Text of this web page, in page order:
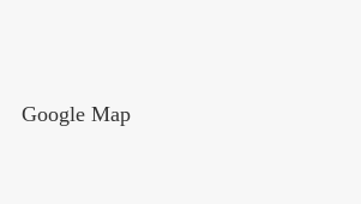
Google Map